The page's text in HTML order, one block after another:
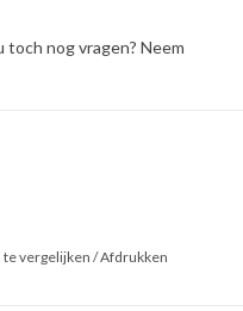
toch nog vragen? Neem
te vergelijken /Afdrukken